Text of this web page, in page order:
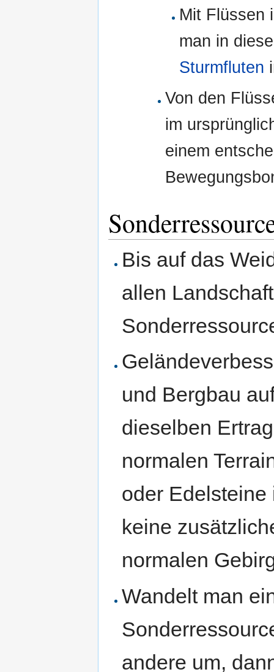
Mit Flüssen
man in
Sturmfluten
Von den
im
einem
Bis auf das
allen
und Bergbau
dieselben
normalen
oder
keine
normalen
Wandelt man
andere um,